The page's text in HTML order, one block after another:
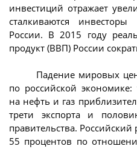
инвестиций отражает
сталкиваются
России. В 2015 году
продукт (ВВП) России
Падение мировых
по российской
на нефть и газ
трети экспорта и
правительства.
55 процентов по